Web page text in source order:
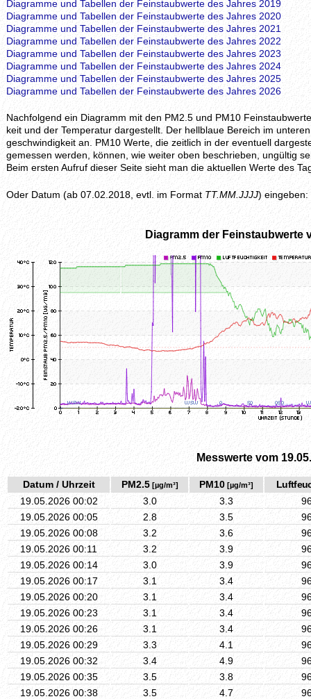
Diagramme und Tabellen der Feinstaubwerte des Jahres 2019
Diagramme und Tabellen der Feinstaubwerte des Jahres 2020
Diagramme und Tabellen der Feinstaubwerte des Jahres 2021
Diagramme und Tabellen der Feinstaubwerte des Jahres 2022
Diagramme und Tabellen der Feinstaubwerte des Jahres 2023
Diagramme und Tabellen der Feinstaubwerte des Jahres 2024
Diagramme und Tabellen der Feinstaubwerte des Jahres 2025
Diagramme und Tabellen der Feinstaubwerte des Jahres 2026
Nachfolgend ein Diagramm mit den PM2.5 und PM10
keit und der Temperatur dargestellt. Der hellblaue Bereich im
geschwindig­keit an. PM10 Werte, die zeitlich in der eventuell
gemessen werden, können, wie weiter oben beschrieben, ungültig
Beim ersten Aufruf dieser Seite sieht man die aktuellen Werte des
Oder Datum (ab 07.02.2018, evtl. im Format TT.MM.JJJJ) eingeben:
Diagramm der Feinstaubwerte
Messwerte vom
Datum / Uhrzeit PM2.5[µg/m³] PM10 [µg/m³]
19.05.2026 00:02
3.0 3.3
19.05.2026 00:05
2.8 3.5
19.05.2026 00:08
3.2 3.6
19.05.2026 00:11
3.2 3.9
19.05.2026 00:14
3.0 3.9
19.05.2026 00:17
3.1 3.4
19.05.2026 00:20
3.1 3.4
19.05.2026 00:23
3.1 3.4
19.05.2026 00:26
3.1 3.4
19.05.2026 00:29
3.3 4.1
19.05.2026 00:32
3.4 4.9
19.05.2026 00:35
3.5 3.8
19.05.2026 00:38
3.5 4.7